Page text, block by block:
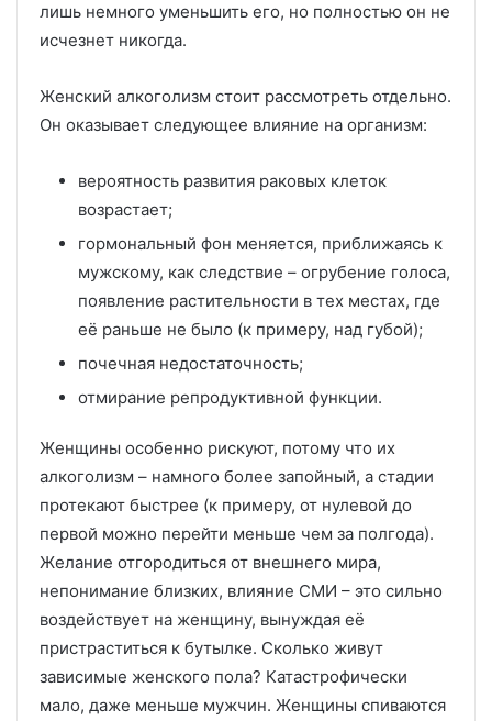
лишь немного уменьшить его, но полностью он не
исчезнет никогда.
Женский алкоголизм стоит рассмотреть отдельно.
Он оказывает следующее влияние на организм:
вероятность развития раковых клеток
возрастает;
гормональный фон меняется, приближаясь к
мужскому, как следствие – огрубение голоса,
появление растительности в тех местах, где
её раньше не было (к примеру, над губой);
почечная недостаточность;
отмирание репродуктивной функции.
Женщины особенно рискуют, потому что их
алкоголизм – намного более запойный, а стадии
протекают быстрее (к примеру, от нулевой до
первой можно перейти меньше чем за полгода).
Желание отгородиться от внешнего мира,
непонимание близких, влияние СМИ – это сильно
воздействует на женщину, вынуждая её
пристраститься к бутылке. Сколько живут
зависимые женского пола? Катастрофически
мало, даже меньше мужчин. Женщины спиваются